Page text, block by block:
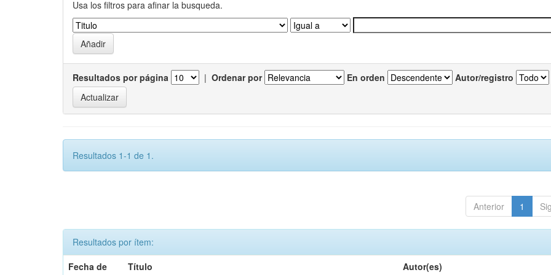
Usa los filtros para afinar la busqueda.
Resultados por página | Ordenar por En orden Autor/registro
Resultados 1-1 de 1.
Anterior 1
Resultados por ítem:
Fecha de
Título Autor(es)